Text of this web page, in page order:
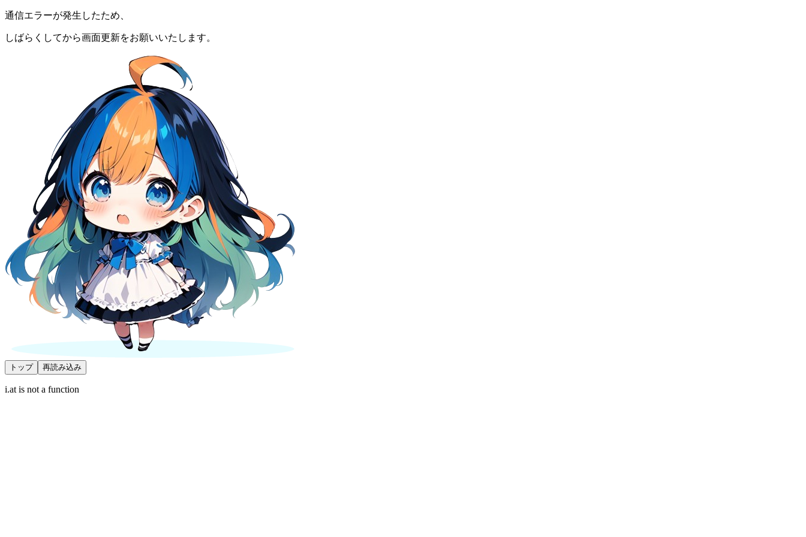
通信エラーが発生したため、
しばらくしてから画面更新をお願いいたします。
トップ 再読み込み
i.at is not a function